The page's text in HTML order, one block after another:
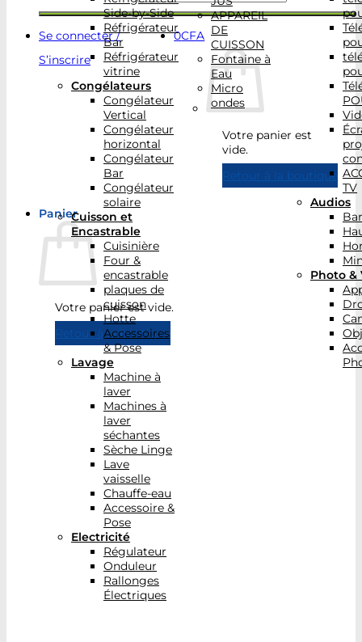
Se connecter /
S’inscrire
0CFA
Votre panier est
vide.
Retour à la boutique
Panier
Votre panier est vide.
Retour à la boutique
Side-by-Side
Réfrigérateur
Bar
Réfrigérateur
vitrine
Congélateurs
Congélateur
Vertical
Congélateur
horizontal
Congélateur
Bar
Congélateur
solaire
Cuisson et
Encastrable
Cuisinière
Four &
encastrable
plaques de
cuisson
Hotte
Accessoires
& Pose
Lavage
Machine à
laver
Machines à
laver
séchantes
Sèche Linge
Lave
vaisselle
Chauffe-eau
Accessoire &
Pose
Electricité
Régulateur
Onduleur
Rallonges
Électriques
APPAREIL
DE
CUISSON
Fontaine à
Eau
Micro
ondes
TV
Audios
Photo &